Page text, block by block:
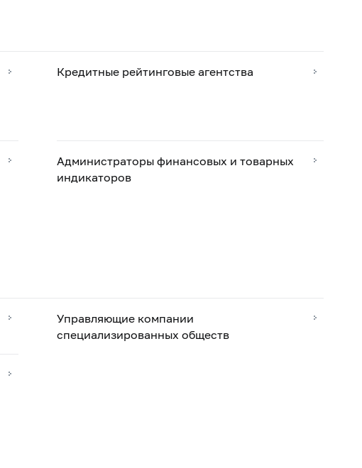
Кредитные рейтинговые агентства
Администраторы финансовых и товарных
индикаторов
Управляющие компании
специализированных обществ